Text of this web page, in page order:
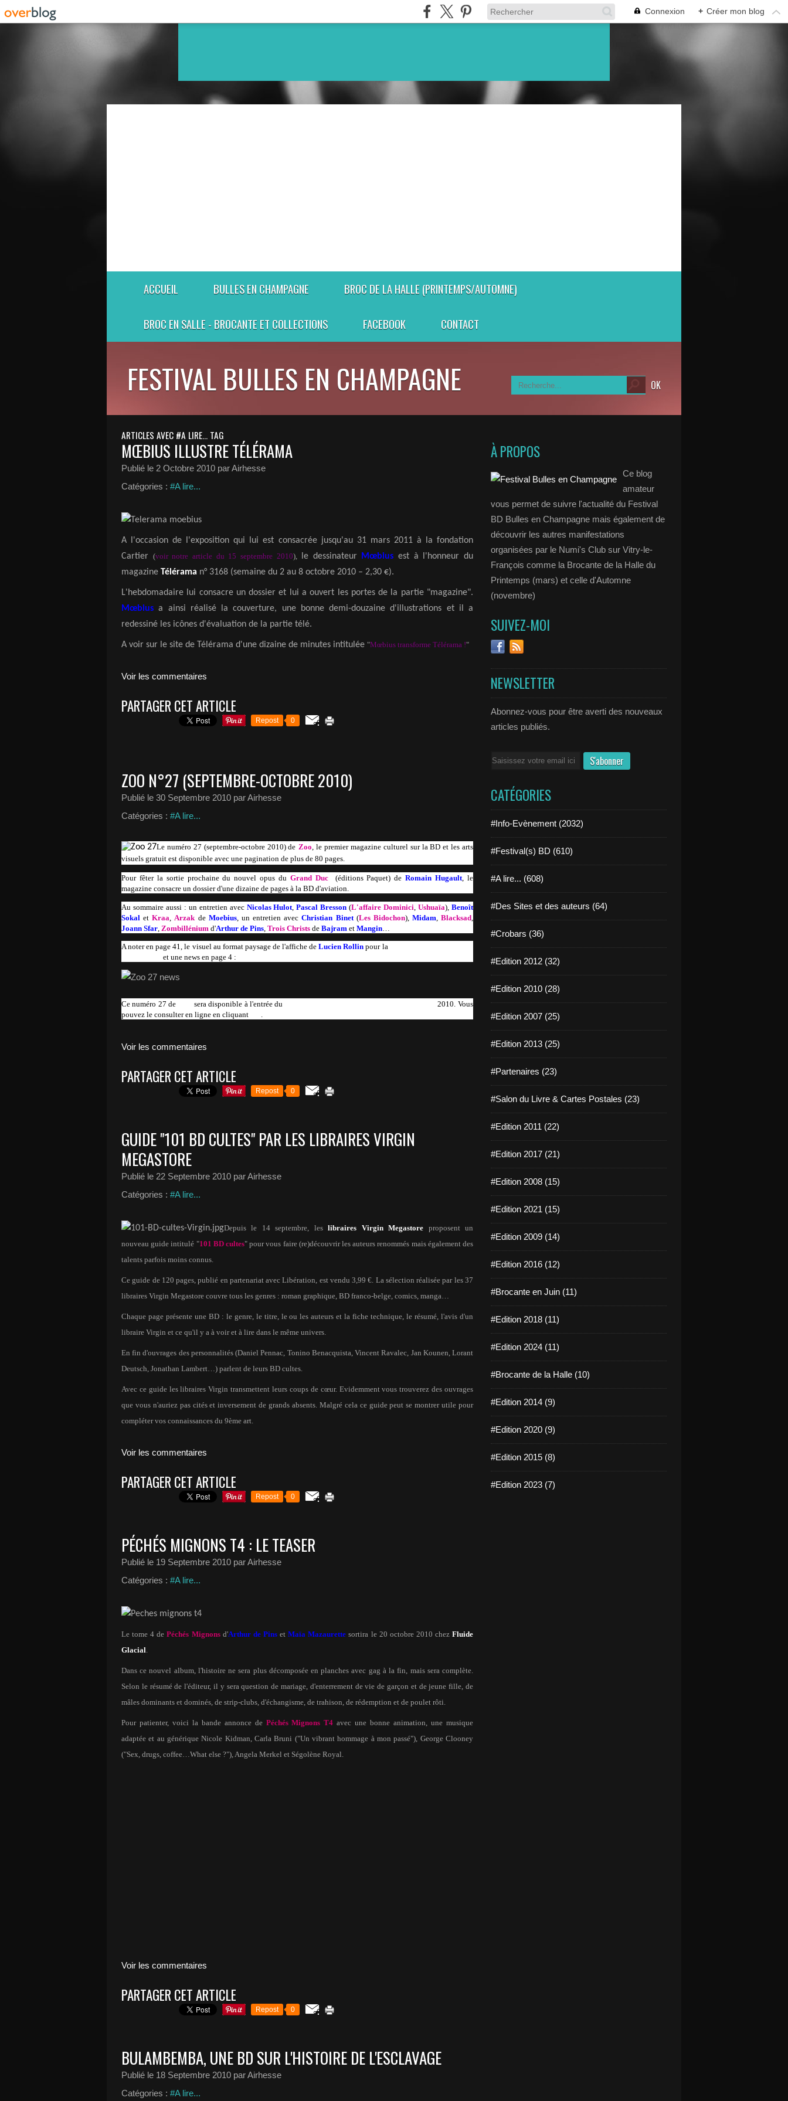
Connexion + Créer mon blog
ACCUEIL BULLES EN CHAMPAGNE BROC DE LA HALLE (PRINTEMPS/AUTOMNE)
BROC EN SALLE - BROCANTE ET COLLECTIONS FACEBOOK CONTACT
FESTIVAL BULLES EN CHAMPAGNE
ARTICLES AVEC #A LIRE... TAG
MŒBIUS ILLUSTRE TÉLÉRAMA
Publié le 2 Octobre 2010 par Airhesse
Catégories : #A lire...
A l'occasion de l'exposition qui lui est consacrée jusqu'au 31 mars 2011 à la fondation
Cartier (voir notre article du 15 septembre 2010), le dessinateur Mœbius est à l'honneur du
magazine Télérama n° 3168 (semaine du 2 au 8 octobre 2010 – 2,30 €).
L'hebdomadaire lui consacre un dossier et lui a ouvert les portes de la partie "magazine".
Mœbius a ainsi réalisé la couverture, une bonne demi-douzaine d'illustrations et il a
redessiné les icônes d'évaluation de la partie télé.
A voir sur le site de Télérama d'une dizaine de minutes intitulée "Mœbius transforme Télérama !"
Voir les commentaires
PARTAGER CET ARTICLE
Repost 0
ZOO N°27 (SEPTEMBRE-OCTOBRE 2010)
Publié le 30 Septembre 2010 par Airhesse
Catégories : #A lire...
Le numéro 27 (septembre-octobre 2010) de Zoo, le premier magazine culturel sur la BD et les arts
visuels gratuit est disponible avec une pagination de plus de 80 pages.
Pour fêter la sortie prochaine du nouvel opus du Grand Duc (éditions Paquet) de Romain Hugault, le
magazine consacre un dossier d'une dizaine de pages à la BD d'aviation.
Au sommaire aussi : un entretien avec Nicolas Hulot Pascal Bresson (L'affaire Dominici Ushuaïa), Benoît
Sokal et Kraa Arzak de Moebius, un entretien avec Christian Binet (Les Bidochon), Midam Blacksad
Joann Sfar Zombillénium d'Arthur de Pins Trois Christs de Bajram et Mangin
A noter en page 41, le visuel au format paysage de l'affiche de Lucien Rollin pour la
et une news en page 4 :
Ce numéro 27 de sera disponible à l'entrée du 2010. Vous
pouvez le consulter en ligne en cliquant
.
Voir les commentaires
PARTAGER CET ARTICLE
Repost 0
GUIDE "101 BD CULTES" PAR LES LIBRAIRES VIRGIN
MEGASTORE
Publié le 22 Septembre 2010 par Airhesse
Catégories : #A lire...
Depuis le 14 septembre, leslibraires Virgin Megastore proposent un
nouveau guide intitulé "101 BD cultes" pour vous faire (re)découvrir les auteurs renommés mais également des
talents parfois moins connus.
Ce guide de 120 pages, publié en partenariat avec Libération, est vendu 3,99 €. La sélection réalisée par les 37
libraires Virgin Megastore couvre tous les genres : roman graphique, BD franco-belge, comics, manga…
Chaque page présente une BD : le genre, le titre, le ou les auteurs et la fiche technique, le résumé, l'avis d'un
libraire Virgin et ce qu'il y a à voir et à lire dans le même univers.
En fin d'ouvrages des personnalités (Daniel Pennac, Tonino Benacquista, Vincent Ravalec, Jan Kounen, Lorant
Deutsch, Jonathan Lambert…) parlent de leurs BD cultes.
Avec ce guide les libraires Virgin transmettent leurs coups de cœur. Evidemment vous trouverez des ouvrages
que vous n'auriez pas cités et inversement de grands absents. Malgré cela ce guide peut se montrer utile pour
compléter vos connaissances du 9ème art.
Voir les commentaires
PARTAGER CET ARTICLE
Repost 0
PÉCHÉS MIGNONS T4 : LE TEASER
Publié le 19 Septembre 2010 par Airhesse
Catégories : #A lire...
Le tome 4 dePéchés Mignonsd'Arthur de PinsetMaïa Mazaurette sortira le 20 octobre 2010 chezFluide
Glacial
Dans ce nouvel album, l'histoire ne sera plus décomposée en planches avec gag à la fin, mais sera complète.
Selon le résumé de l'éditeur, il y sera question de mariage, d'enterrement de vie de garçon et de jeune fille, de
mâles dominants et dominés, de strip-clubs, d'échangisme, de trahison, de rédemption et de poulet rôti.
Pour patienter, voici la bande annonce de Péchés Mignons T4 avec une bonne animation, une musique
adaptée et au générique Nicole Kidman, Carla Bruni ("Un vibrant hommage à mon passé"), George Clooney
("Sex, drugs, coffee…What else ?"), Angela Merkel et Ségolène Royal.
Voir les commentaires
PARTAGER CET ARTICLE
Repost 0
BULAMBEMBA, UNE BD SUR L'HISTOIRE DE L'ESCLAVAGE
Publié le 18 Septembre 2010 par Airhesse
Catégories : #A lire...
À PROPOS
Ce blog
amateur
vous permet de suivre l'actualité du Festival
BD Bulles en Champagne mais également de
découvrir les autres manifestations
organisées par le Numi's Club sur Vitry-le-
François comme la Brocante de la Halle du
Printemps (mars) et celle d'Automne
(novembre)
SUIVEZ-MOI
NEWSLETTER
Abonnez-vous pour être averti des nouveaux
articles publiés.
Email
CATÉGORIES
#Info-Evènement (2032)
#Festival(s) BD (610)
#A lire... (608)
#Des Sites et des auteurs (64)
#Crobars (36)
#Edition 2012 (32)
#Edition 2010 (28)
#Edition 2007 (25)
#Edition 2013 (25)
#Partenaires (23)
#Salon du Livre & Cartes Postales (23)
#Edition 2011 (22)
#Edition 2017 (21)
#Edition 2008 (15)
#Edition 2021 (15)
#Edition 2009 (14)
#Edition 2016 (12)
#Brocante en Juin (11)
#Edition 2018 (11)
#Edition 2024 (11)
#Brocante de la Halle (10)
#Edition 2014 (9)
#Edition 2020 (9)
#Edition 2015 (8)
#Edition 2023 (7)